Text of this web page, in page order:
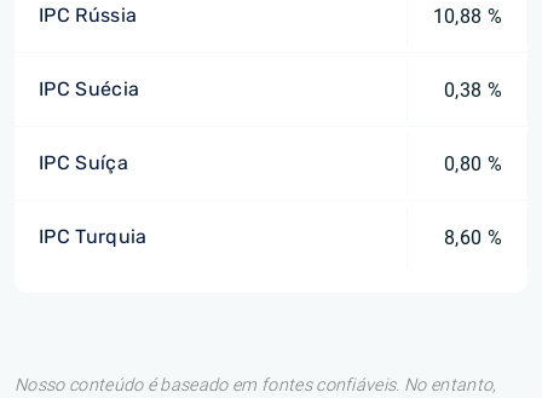
IPC Rússia 10,88 %
IPC Suécia 0,38 %
IPC Suíça 0,80 %
IPC Turquia 8,60 %
Nosso conteúdo é baseado em fontes confiáveis. No entanto,